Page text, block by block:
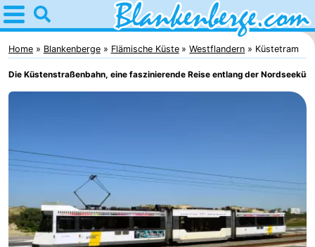
Home
Blankenberge
Tipps
Appartements
-
Holiday
-
Home Blankenberge Flämische Küste Westflandern Küstetram
Die Küstenstraßenbahn, eine faszinierende Reise entlang der